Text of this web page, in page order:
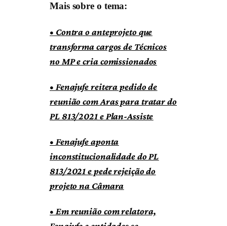
Mais sobre o tema:
• Contra o anteprojeto que
transforma cargos de Técnicos
no MP e cria comissionados
• Fenajufe reitera pedido de
reunião com Aras para tratar do
PL 813/2021 e Plan-Assiste
• Fenajufe aponta
inconstitucionalidade do PL
813/2021 e pede rejeição do
projeto na Câmara
• Em reunião com relatora,